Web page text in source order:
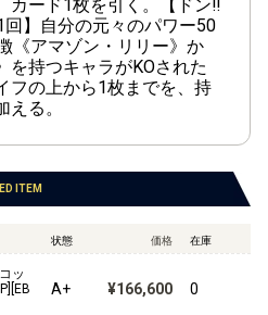
ューゲート
ロット・カタクリ
・D・ルフィ
ド・ニューゲート
カード1枚を引く。【ドン‼
】自分の元々のパワー50
《アマゾン・リリー》か
を持つキャラがKOされた
フの上から1枚までを、持
る。
ITEM
状態 価格 在庫
ッ
A+ ¥166,600 0